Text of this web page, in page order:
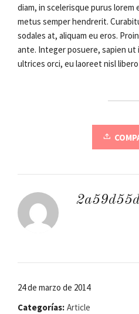
diam, in scelerisque purus lorem
metus semper hendrerit.
sodales at, aliquam eu eros.
ante. Integer posuere, sapien ut
ultrices orci, eu laoreet nisl
24 de marzo de 2014
Categorías: Article